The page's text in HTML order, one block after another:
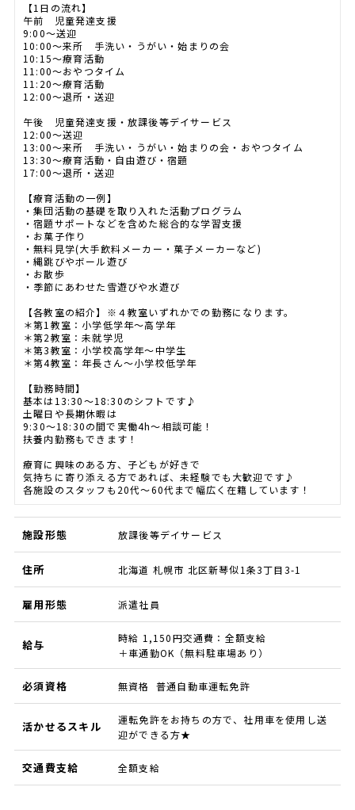
【1日の流れ】
午前 児童発達支援
9:00～送迎
10:00～来所 手洗い・うがい・始まりの会
10:15～療育活動
11:00～おやつタイム
11:20～療育活動
12:00～退所・送迎
午後 児童発達支援・放課後等デイサービス
12:00～送迎
13:00～来所 手洗い・うがい・始まりの会・おやつタイム
13:30～療育活動・自由遊び・宿題
17:00～退所・送迎
【療育活動の一例】
・集団活動の基礎を取り入れた活動プログラム
・宿題サポートなどを含めた総合的な学習支援
・お菓子作り
・無料見学(大手飲料メーカー・菓子メーカーなど)
・縄跳びやボール遊び
・お散歩
・季節にあわせた雪遊びや水遊び
【各教室の紹介】※４教室いずれかでの勤務になります。
＊第1教室：小学低学年～高学年
＊第2教室：未就学児
＊第3教室：小学校高学年～中学生
＊第4教室：年長さん～小学校低学年
【勤務時間】
基本は13:30～18:30のシフトです♪
土曜日や長期休暇は
9:30～18:30の間で実働4h～相談可能！
扶養内勤務もできます！
療育に興味のある方、子どもが好きで
気持ちに寄り添える方であれば、未経験でも大歓迎です♪
各施設のスタッフも20代～60代まで幅広く在籍しています！
施設形態 放課後等デイサービス
住所 北海道 札幌市 北区新琴似1条3丁目3-1
雇用形態 派遣社員
給与
時給 1,150円交通費：全額支給
＋車通勤OK（無料駐車場あり）
必須資格 無資格 普通自動車運転免許
活かせるスキル
運転免許をお持ちの方で、社用車を使用し送
迎ができる方★
交通費支給 全額支給